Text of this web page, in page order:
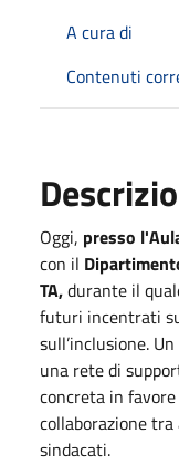
A cura di
Contenuti
Oggi, presso
con il
TA,durante il
futuri incentrati
sull’inclusione.
una rete di
concreta in
collaborazione
sindacati.